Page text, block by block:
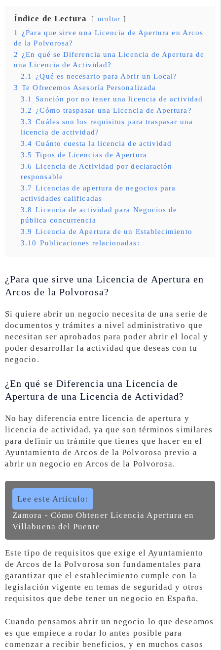
Índice de Lectura ocultar
1
¿Para que sirve una Licencia de Apertura en Arcos
de la Polvorosa?
2 ¿En qué se Diferencia una Licencia de Apertura de
una Licencia de Actividad?
2.1
¿Qué es necesario para Abrir un Local?
3 Te Ofrecemos Asesoría Personalizada
3.1
Sanción por no tener una licencia de actividad
3.2 ¿Cómo traspasar una Licencia de Apertura?
3.3 Cuáles son los requisitos para traspasar una
licencia de actividad?
3.4 Cuánto cuesta la licencia de actividad
3.5 Tipos de Licencias de Apertura
3.6 Licencia de Actividad por declaración
responsable
3.7 Licencias de apertura de negocios para
actividades calificadas
3.8 Licencia de actividad para Negocios de
pública concurrencia
3.9 Licencia de Apertura de un Establecimiento
3.10 Publicaciones relacionadas:
¿Para que sirve una Licencia de Apertura en
Arcos de la Polvorosa?
Si quiere abrir un negocio necesita de una serie de
documentos y trámites a nivel administrativo que
necesitan ser aprobados para poder abrir el local y
poder desarrollar la actividad que deseas con tu
negocio.
¿En qué se Diferencia una Licencia de
Apertura de una Licencia de Actividad?
No hay diferencia entre licencia de apertura y
licencia de actividad, ya que son términos similares
para definir un trámite que tienes que hacer en el
Ayuntamiento de Arcos de la Polvorosa previo a
abrir un negocio en Arcos de la Polvorosa.
Lee este Artículo:
Zamora - Cómo Obtener Licencia Apertura en
Villabuena del Puente
Este tipo de requisitos que exige el Ayuntamiento
de Arcos de la Polvorosa son fundamentales para
garantizar que el establecimiento cumple con la
legislación vigente en temas de seguridad y otros
requisitos que debe tener un negocio en España.
Cuando pensamos abrir un negocio lo que deseamos
es que empiece a rodar lo antes posible para
comenzar a recibir beneficios, y en muchos casos